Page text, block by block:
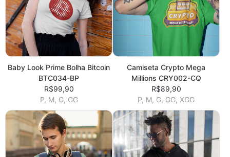
Baby Look Prime Bolha Bitcoin
BTC034-BP
R$99,90
P, M, G, GG
Camiseta Crypto Mega
Millions CRY002-CQ
R$89,90
P, M, G, GG, XGG